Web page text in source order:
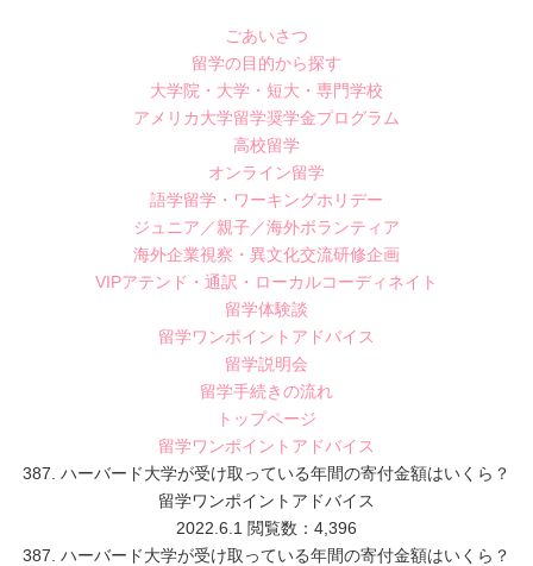
ごあいさつ
留学の目的から探す
大学院・大学・短大・専門学校
アメリカ大学留学奨学金プログラム
高校留学
オンライン留学
語学留学・ワーキングホリデー
ジュニア／親子／海外ボランティア
海外企業視察・異文化交流研修企画
VIPアテンド・通訳・ローカルコーディネイト
留学体験談
留学ワンポイントアドバイス
留学説明会
留学手続きの流れ
トップページ
留学ワンポイントアドバイス
387. ハーバード大学が受け取っている年間の寄付金額はいくら？
留学ワンポイントアドバイス
2022.6.1 閲覧数：4,396
387. ハーバード大学が受け取っている年間の寄付金額はいくら？